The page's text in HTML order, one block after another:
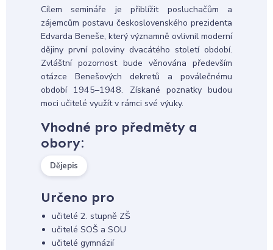
Cílem semináře je přiblížit posluchačům a
zájemcům postavu československého prezidenta
Edvarda Beneše, který významně ovlivnil moderní
dějiny první poloviny dvacátého století období.
Zvláštní pozornost bude věnována především
otázce Benešových dekretů a poválečnému
období 1945–1948. Získané poznatky budou
moci učitelé využít v rámci své výuky.
Vhodné pro předměty a
obory:
Dějepis
Určeno pro
učitelé 2. stupně ZŠ
učitelé SOŠ a SOU
učitelé gymnázií